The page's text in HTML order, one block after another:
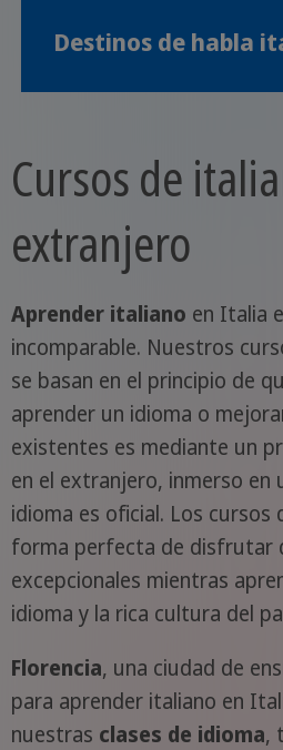
Destinos de habla
Cursos de
extranjero
Aprender italiano en Italia
incomparable. Nuestros
se basan en el principio de
aprender un idioma o
existentes es mediante un
en el extranjero, inmerso en
idioma es oficial. Los cursos
forma perfecta de disfrutar
excepcionales mientras
idioma y la rica cultura del
Florencia, una ciudad de
para aprender italiano en
nuestras clases de idioma,